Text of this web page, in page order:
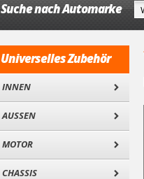
Suche nach Automarke
Universelles Zubehör
INNEN
AUSSEN
MOTOR
CHASSIS